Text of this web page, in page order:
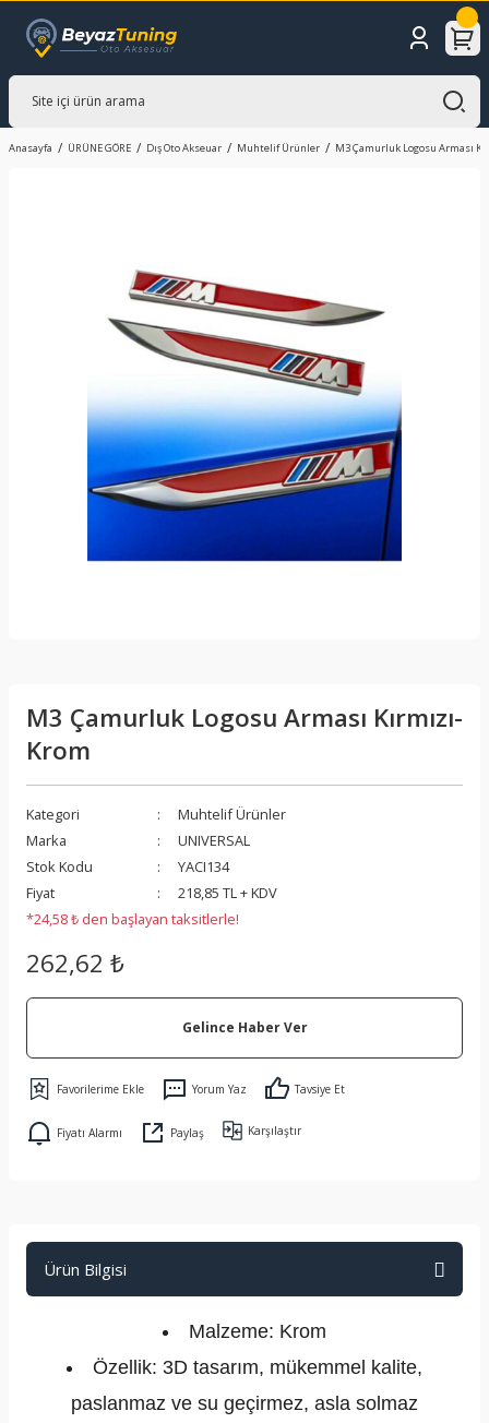
Anasayfa ÜRÜNE GÖRE Dış Oto Akseuar Muhtelif Ürünler M3 Çamurluk Logosu Arması
M3 Çamurluk Logosu Arması Kırmızı-
Krom
Kategori
Muhtelif Ürünler
Marka
UNIVERSAL
Stok Kodu
YACI134
Fiyat
218,85 TL + KDV
*24,58 ₺ den başlayan taksitlerle!
262,62 ₺
Gelince Haber Ver
Yorum Yaz Tavsiye Et
Fiyatı Alarmı Paylaş Karşılaştır
Ürün Bilgisi
Malzeme: Krom
Özellik: 3D tasarım, mükemmel kalite,
paslanmaz ve su geçirmez, asla solmaz